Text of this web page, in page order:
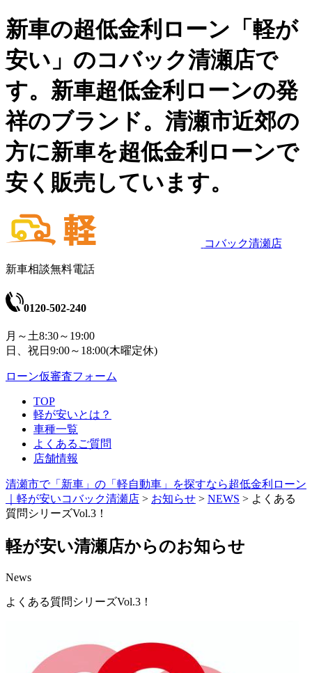
新車の超低金利ローン「軽が
安い」のコバック清瀬店で
す。新車超低金利ローンの発
祥のブランド。清瀬市近郊の
方に新車を超低金利ローンで
安く販売しています。
コバック清瀬店
新車相談無料電話
0120-502-240
月～土8:30～19:00
日、祝日9:00～18:00(木曜定休)
ローン仮審査フォーム
TOP
軽が安いとは？
車種一覧
よくあるご質問
店舗情報
清瀬市で「新車」の「軽自動車」を探すなら超低金利ローン
｜軽が安いコバック清瀬店 > お知らせ > NEWS > よくある
質問シリーズVol.3！
軽が安い清瀬店からのお知らせ
News
よくある質問シリーズVol.3！